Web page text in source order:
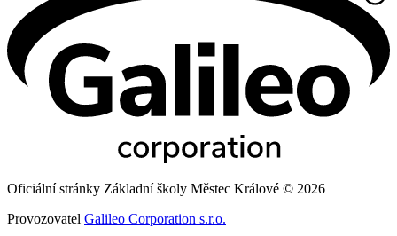
Oficiální stránky Základní školy Městec Králové © 2026
Provozovatel Galileo Corporation s.r.o.